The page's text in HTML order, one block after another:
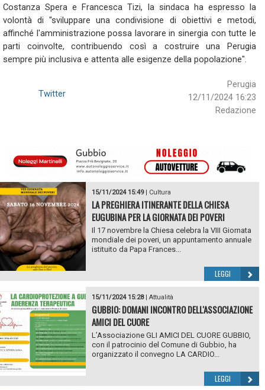
Costanza Spera e Francesca Tizi, la sindaca ha espresso la
volontà di "sviluppare una condivisione di obiettivi e metodi,
affinché l'amministrazione possa lavorare in sinergia con tutte le
parti coinvolte, contribuendo così a costruire una Perugia
sempre più inclusiva e attenta alle esigenze della popolazione".
Perugia
12/11/2024 16:23
Redazione
Twitter
15/11/2024 15:49| Cultura
LA PREGHIERA ITINERANTE DELLA CHIESA
EUGUBINA PER LA GIORNATA DEI POVERI
Il 17 novembre la Chiesa celebra la VIII Giornata
mondiale dei poveri, un appuntamento annuale
istituito da Papa Frances...
LEGGI
15/11/2024 15:28| Attualità
GUBBIO: DOMANI INCONTRO DELL'ASSOCIAZIONE
AMICI DEL CUORE
L’Associazione GLI AMICI DEL CUORE GUBBIO,
con il patrocinio del Comune di Gubbio, ha
organizzato il convegno LA CARDIO...
LEGGI